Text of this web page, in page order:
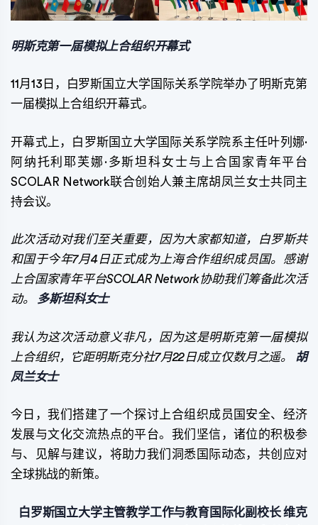
明斯克第一届模拟上合组织开幕式
11月13日，白罗斯国立大学国际关系学院举办了明斯克第
一届模拟上合组织开幕式。
开幕式上，白罗斯国立大学国际关系学院系主任叶列娜·
阿纳托利耶芙娜·多斯坦科女士与上合国家青年平台
SCOLAR Network联合创始人兼主席胡凤兰女士共同主
持会议。
此次活动对我们至关重要，因为大家都知道，白罗斯共
和国于今年7月4日正式成为上海合作组织成员国。感谢
上合国家青年平台SCOLAR Network协助我们筹备此次活
动。
多斯坦科女士
我认为这次活动意义非凡，因为这是明斯克第一届模拟
上合组织，它距明斯克分社7月22日成立仅数月之遥。
胡
凤兰女士
今日，我们搭建了一个探讨上合组织成员国安全、经济
发展与文化交流热点的平台。我们坚信，诸位的积极参
与、见解与建议，将助力我们洞悉国际动态，共创应对
全球挑战的新策。
白罗斯国立大学主管教学工作与教育国际化副校长 维克